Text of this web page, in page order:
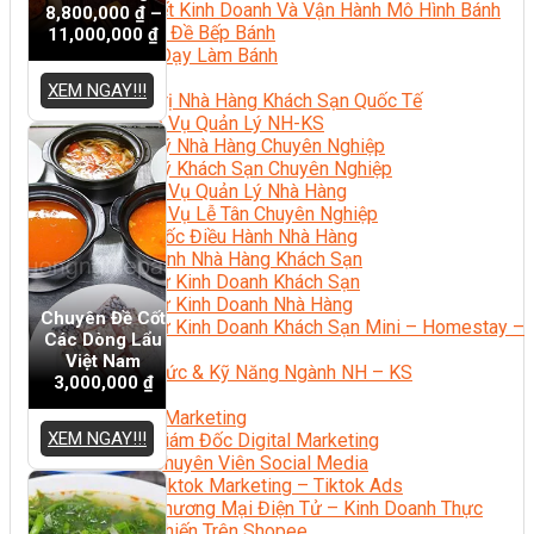
Bí Quyết Kinh Doanh Và Vận Hành Mô Hình Bánh
Chuyên Đề Bếp Bánh
Video Dạy Làm Bánh
Quản Trị NHKS
Quản Trị Nhà Hàng Khách Sạn Quốc Tế
Nghiệp Vụ Quản Lý NH-KS
Quản Lý Nhà Hàng Chuyên Nghiệp
Quản Lý Khách Sạn Chuyên Nghiệp
Nghiệp Vụ Quản Lý Nhà Hàng
Nghiệp Vụ Lễ Tân Chuyên Nghiệp
Giám Đốc Điều Hành Nhà Hàng
Tiếng Anh Nhà Hàng Khách Sạn
Khởi Sự Kinh Doanh Khách Sạn
Khởi Sự Kinh Doanh Nhà Hàng
Khởi Sự Kinh Doanh Khách Sạn Mini – Homestay –
AirBnB
Kiến Thức & Kỹ Năng Ngành NH – KS
Marketing
Digital Marketing
Giám Đốc Digital Marketing
Chuyên Viên Social Media
Tiktok Marketing – Tiktok Ads
Thương Mại Điện Tử – Kinh Doanh Thực
8,800,000 ₫–
11,000,000 ₫
XEM NGAY!!!
Chuyên Đề Cốt
Các Dòng Lẩu
Việt Nam
3,000,000 ₫
XEM NGAY!!!